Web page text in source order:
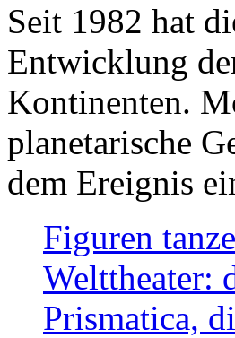
Seit 1982 hat
Entwicklung
Kontinenten.
planetarische
dem Ereignis
Figuren
Welttheater:
Prismatica,